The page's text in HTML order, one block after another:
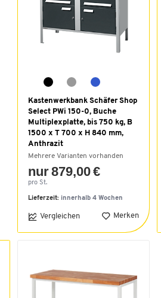
Kastenwerkbank Schäfer Shop
Select PWi 150-0, Buche
Multiplexplatte, bis 750 kg, B
1500 x T 700 x H 840 mm,
Anthrazit
Mehrere Varianten vorhanden
nur 879,00 €
pro St.
Lieferzeit: innerhalb 4 Wochen
Vergleichen Merken